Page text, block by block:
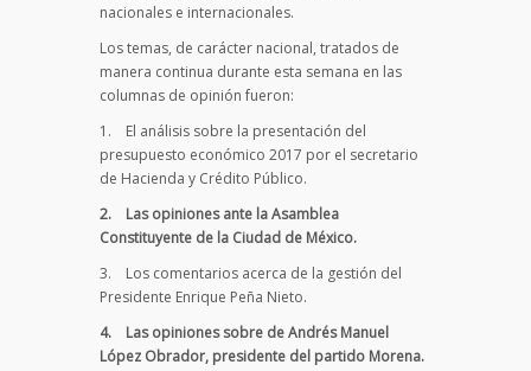
nacionales e internacionales.
Los temas, de carácter nacional, tratados de
manera continua durante esta semana en las
columnas de opinión fueron:
1. El análisis sobre la presentación del
presupuesto económico 2017 por el secretario
de Hacienda y Crédito Público.
2. Las opiniones ante la Asamblea
Constituyente de la Ciudad de México.
3. Los comentarios acerca de la gestión del
Presidente Enrique Peña Nieto.
4. Las opiniones sobre de Andrés Manuel
López Obrador, presidente del partido Morena.